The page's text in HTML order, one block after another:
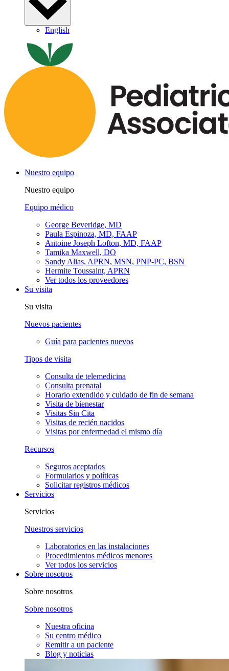
English
Nuestro equipo
Nuestro equipo
Equipo médico
George Beveridge, MD
Paula Espinoza, MD, FAAP
Antoine Joseph Lofton, MD, FAAP
Tamika Maxwell, DO
Sandy Alias, APRN, MSN, PNP-PC, BSN
Hermite Toussaint, APRN
Ver todos los proveedores
Su visita
Su visita
Nuevos pacientes
Guía para pacientes nuevos
Tipos de visita
Consulta de telemedicina
Consulta prenatal
Horario extendido y cuidado de fin de semana
Visita de bienestar
Visitas Sin Cita
Visitas de recién nacidos
Visitas por enfermedad el mismo día
Recursos
Seguros aceptados
Formularios y políticas
Solicitar registros médicos
Servicios
Servicios
Nuestros servicios
Laboratorios en las instalaciones
Procedimientos médicos menores
Ver todos los servicios
Sobre nosotros
Sobre nosotros
Sobre nosotros
Nuestra oficina
Su centro médico
Remitir a un paciente
Blog y noticias